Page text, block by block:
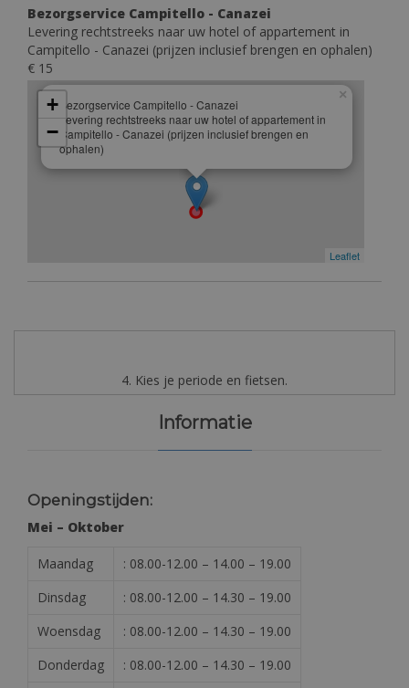
Bezorgservice Campitello - Canazei
Levering rechtstreeks naar uw hotel of appartement in
Campitello - Canazei (prijzen inclusief brengen en ophalen)
€ 15
Bezorgservice Campitello - Canazei
Levering rechtstreeks naar uw hotel of appartement in
Campitello - Canazei (prijzen inclusief brengen en
ophalen)
×
+
−
Leaflet
4. Kies je periode en fietsen.
Informatie
Openingstijden:
Mei – Oktober
Maandag
: 08.00-12.00 – 14.00 – 19.00
Dinsdag
: 08.00-12.00 – 14.30 – 19.00
Woensdag
: 08.00-12.00 – 14.30 – 19.00
Donderdag
: 08.00-12.00 – 14.30 – 19.00